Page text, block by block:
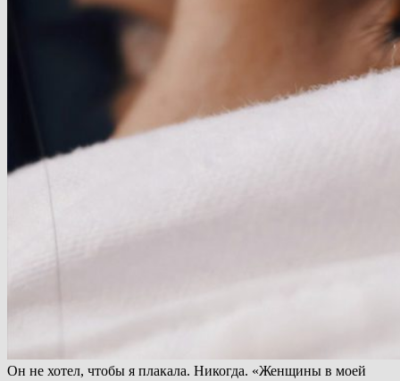
Он не хотел, чтобы я плакала. Никогда. «Женщины в моей